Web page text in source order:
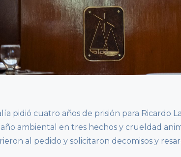
pidió cuatro años de prisión para Ricardo
ambiental en tres hechos y crueldad
al pedido y solicitaron decomisos y